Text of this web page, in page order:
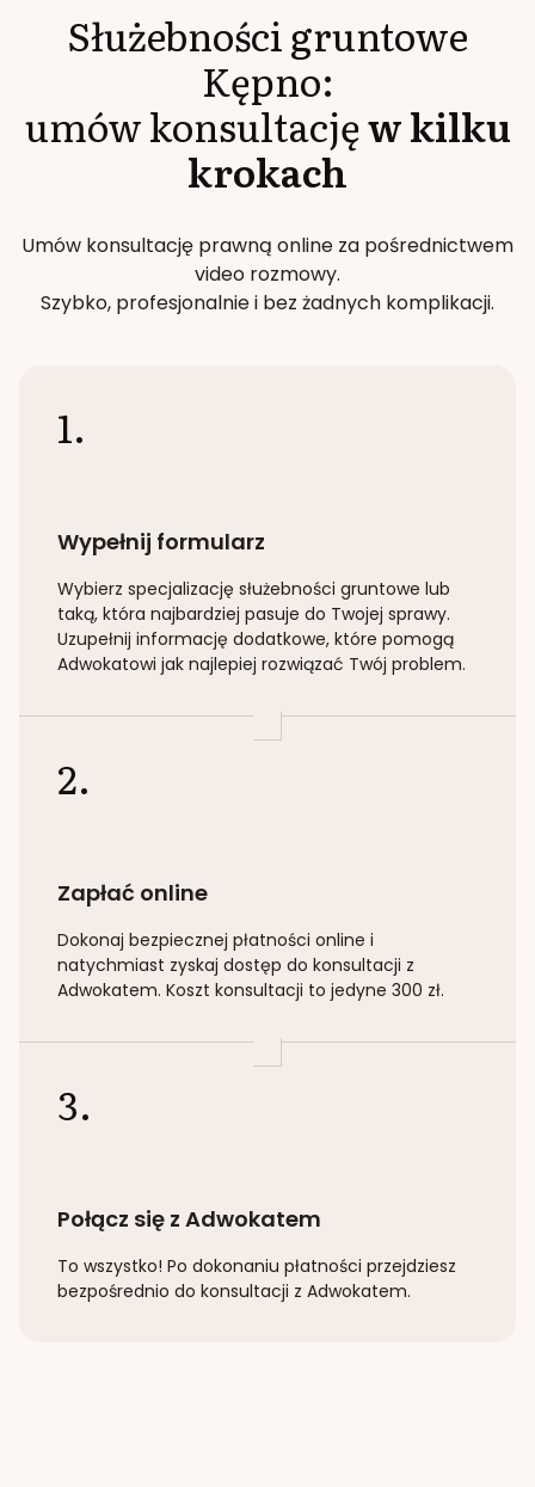
Służebności gruntowe
Kępno:
umów konsultacjęw kilku
krokach
Umów konsultację prawną online za pośrednictwem
video rozmowy.
Szybko, profesjonalnie i bez żadnych komplikacji.
1.
Wypełnij formularz
Wybierz specjalizację służebności gruntowe lub
taką, która najbardziej pasuje do Twojej sprawy.
Uzupełnij informację dodatkowe, które pomogą
Adwokatowi jak najlepiej rozwiązać Twój problem.
2.
Zapłać online
Dokonaj bezpiecznej płatności online i
natychmiast zyskaj dostęp do konsultacji z
Adwokatem. Koszt konsultacji to jedyne 300 zł.
3.
Połącz się z Adwokatem
To wszystko! Po dokonaniu płatności przejdziesz
bezpośrednio do konsultacji z Adwokatem.